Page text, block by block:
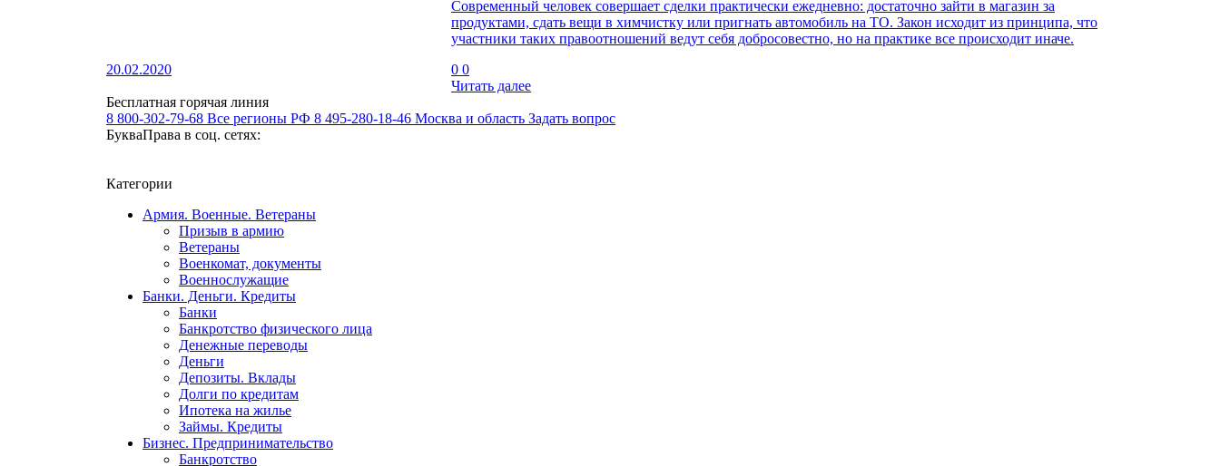
Современный человек совершает сделки практически ежедневно: достаточно зайти в магазин за
продуктами, сдать вещи в химчистку или пригнать автомобиль на ТО. Закон исходит из принципа, что
участники таких правоотношений ведут себя добросовестно, но на практике все происходит иначе.
20.02.2020
0 0
Читать далее
Бесплатная горячая линия
8 800-302-79-68 Все регионы РФ 8 495-280-18-46 Москва и область Задать вопрос
БукваПрава в соц. сетях:
Категории
Армия. Военные. Ветераны
Призыв в армию
Ветераны
Военкомат, документы
Военнослужащие
Банки. Деньги. Кредиты
Банки
Банкротство физического лица
Денежные переводы
Деньги
Депозиты. Вклады
Долги по кредитам
Ипотека на жилье
Займы. Кредиты
Бизнес. Предпринимательство
Банкротство